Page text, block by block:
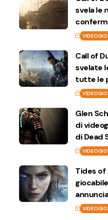
svela le
Call of
svelate
tutte le
Glen
di
di Dead
Tides of